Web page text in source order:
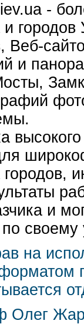
-
городов
Веб-
и
и
по
на
Олег